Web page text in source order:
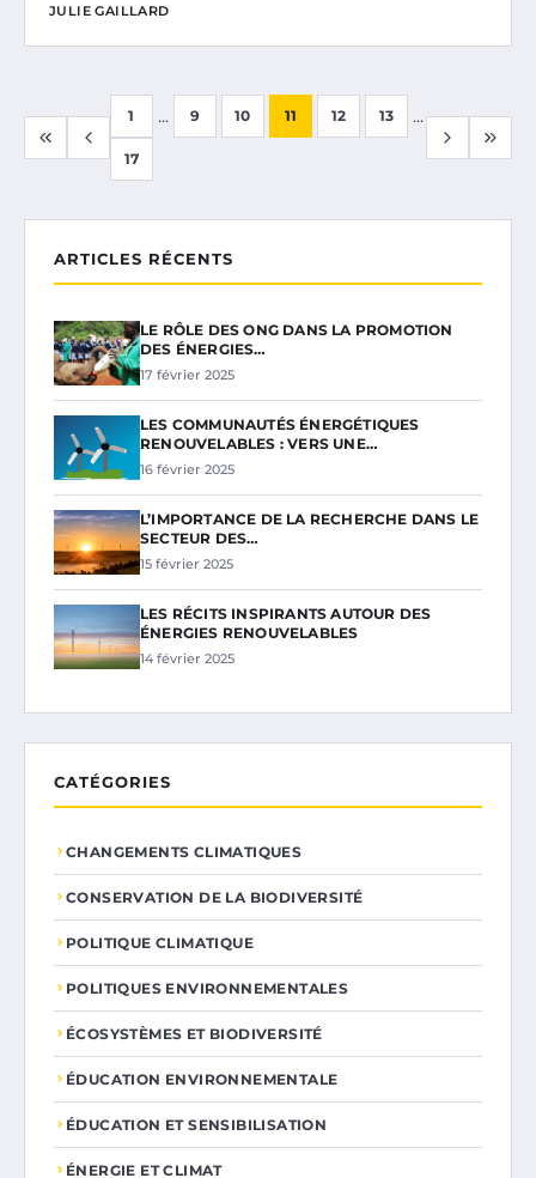
JULIE GAILLARD
1 ... 9 10 11 12 13 ...
17
ARTICLES RÉCENTS
LE RÔLE DES ONG DANS LA PROMOTION
DES ÉNERGIES…
17 février 2025
LES COMMUNAUTÉS ÉNERGÉTIQUES
RENOUVELABLES : VERS UNE…
16 février 2025
L’IMPORTANCE DE LA RECHERCHE DANS LE
SECTEUR DES…
15 février 2025
LES RÉCITS INSPIRANTS AUTOUR DES
ÉNERGIES RENOUVELABLES
14 février 2025
CATÉGORIES
CHANGEMENTS CLIMATIQUES
CONSERVATION DE LA BIODIVERSITÉ
POLITIQUE CLIMATIQUE
POLITIQUES ENVIRONNEMENTALES
ÉCOSYSTÈMES ET BIODIVERSITÉ
ÉDUCATION ENVIRONNEMENTALE
ÉDUCATION ET SENSIBILISATION
ÉNERGIE ET CLIMAT